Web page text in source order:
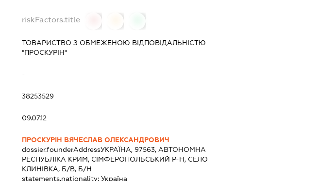
riskFactors.title
ТОВАРИСТВО З ОБМЕЖЕНОЮ ВІДПОВІДАЛЬНІСТЮ
"ПРОСКУРІН"
-
38253529
09.07.12
ПРОСКУРІН ВЯЧЕСЛАВ ОЛЕКСАНДРОВИЧ
dossier.founderAddressУКРАЇНА, 97563, АВТОНОМНА
РЕСПУБЛІКА КРИМ, СІМФЕРОПОЛЬСЬКИЙ Р-Н, СЕЛО
КЛИНІВКА, Б/В, Б/Н
statements.nationality:Україна